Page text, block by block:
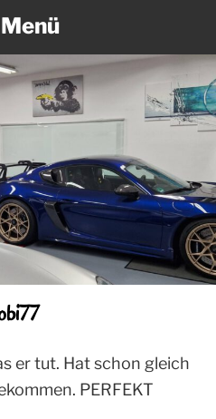
Menü
er tut. Hat schon gleich
PERFEKT